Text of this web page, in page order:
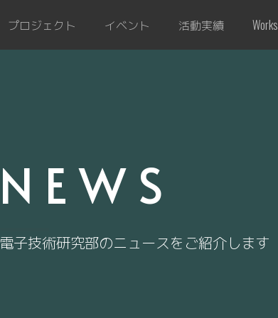
プロジェクト イベント 活動実績 Works
NEWS
電子技術研究部のニュースをご紹介します